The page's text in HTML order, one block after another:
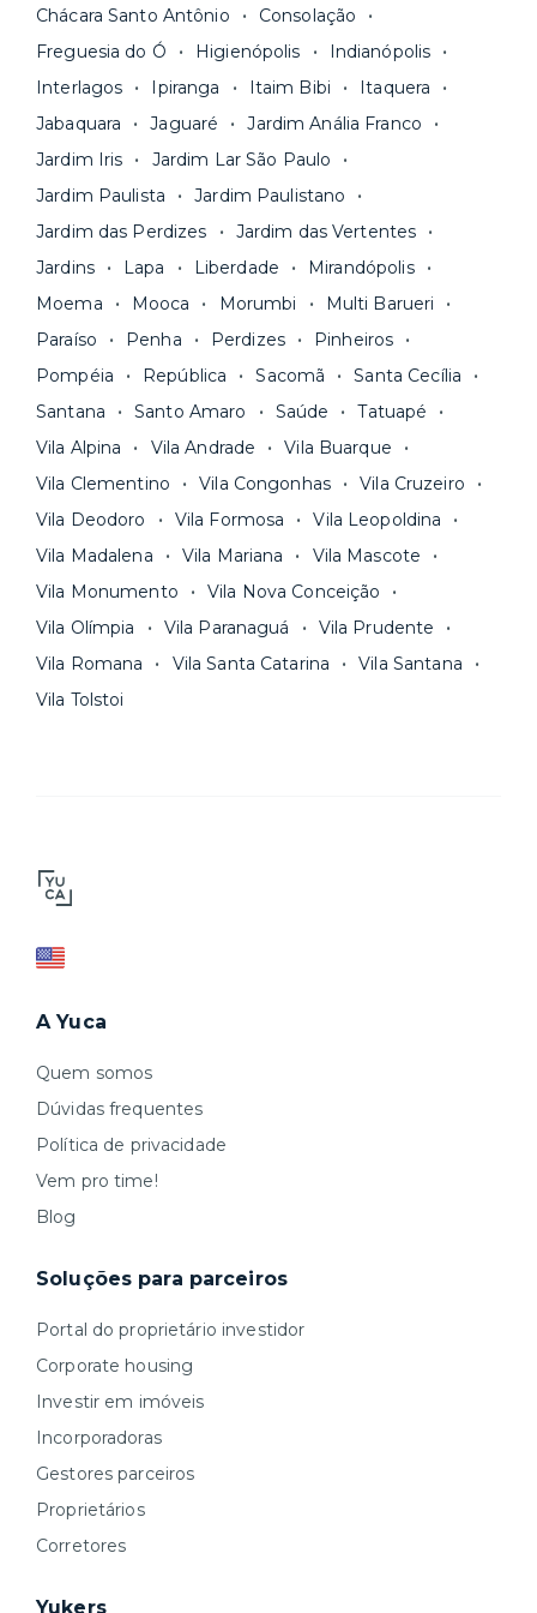
Os moradores ainda contam com a facilidade de
pagar todas as contas do mês junto com o
aluguel, em um boleto único. Quer ainda mais
praticidade? Escolha uma unidade com serviços
inclusos e solicite suporte e manutenção para a
nossa equipe via app.
Seja uma mala ou um caminhão de mudança: é
só levar as suas coisas e começar a morar.
ideal para o seu momento de vida na página das
A melhor parte é que todo oprocesso de
documentação pelo site da Yuca e assina o
contrato na tela do seu computador ou celular.
Simples, seguro e sem burocracia!
Chácara Santo Antônio
Consolação
Freguesia do Ó
Higienópolis
Indianópolis
Interlagos
Ipiranga Itaim Bibi
Itaquera
Jabaquara
Jaguaré
Jardim Anália Franco
Jardim Iris
Jardim Lar São Paulo
Jardim Paulista
Jardim Paulistano
Jardim das Perdizes
Jardim das Vertentes
Jardins
Lapa Liberdade
Mirandópolis
Moema
Mooca Morumbi
Multi Barueri
Paraíso
Penha Perdizes
Pinheiros
Pompéia
República Sacomã
Santa Cecília
Santana
Santo Amaro Saúde
Tatuapé
Vila Alpina
Vila Andrade
Vila Buarque
Vila Clementino
Vila Congonhas
Vila Cruzeiro
Vila Deodoro
Vila Formosa
Vila Leopoldina
Vila Madalena
Vila Mariana
Vila Mascote
Vila Monumento
Vila Nova Conceição
Vila Olímpia
Vila Paranaguá
Vila Prudente
Vila Romana
Vila Santa Catarina
Vila Santana
Vila Tolstoi
A Yuca
Quem somos
Dúvidas frequentes
Política de privacidade
Vem pro time!
Blog
Soluções para parceiros
Portal do proprietário investidor
Corporate housing
Investir em imóveis
Incorporadoras
Gestores parceiros
Proprietários
Corretores
Yukers